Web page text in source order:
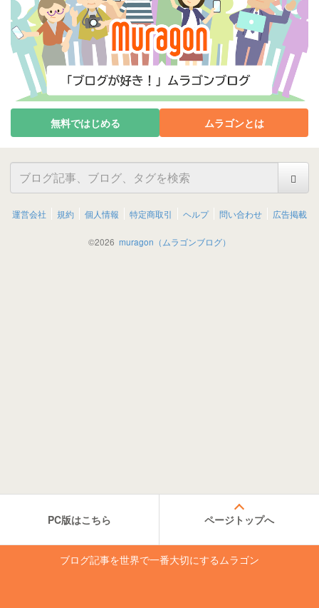
無料ではじめる ムラゴンとは
運営会社 規約 個人情報 特定商取引 ヘルプ 問い合わせ 広告掲載
©2026 muragon（ムラゴンブログ）
PC版はこちら ページトップへ
ブログ記事を世界で一番大切にするムラゴン